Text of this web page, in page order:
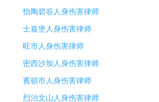
怡陶碧谷人身伤害律师
士嘉堡人身伤害律师
旺市人身伤害律师
密西沙加人身伤害律师
賓頓市人身伤害律师
烈治文山人身伤害律师